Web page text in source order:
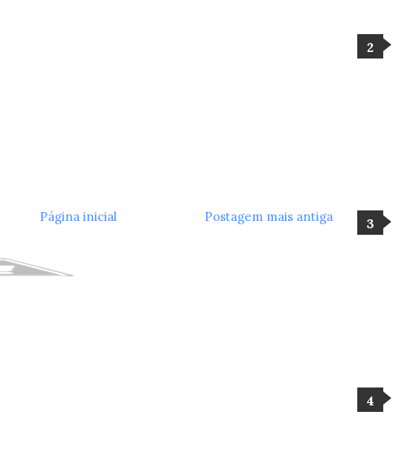
Postagem mais antiga
Página inicial